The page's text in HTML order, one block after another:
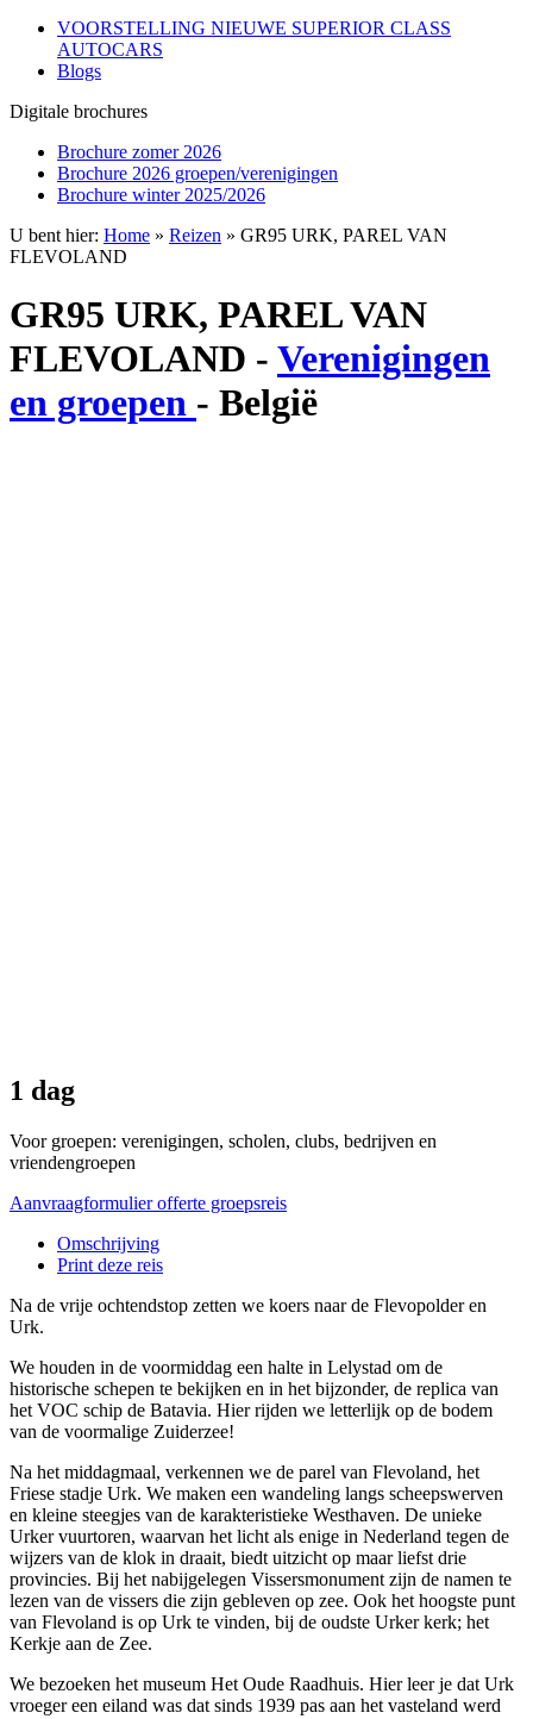
VOORSTELLING NIEUWE SUPERIOR CLASS
AUTOCARS
Blogs
Digitale brochures
Brochure zomer 2026
Brochure 2026 groepen/verenigingen
Brochure winter 2025/2026
U bent hier: Home » Reizen » GR95 URK, PAREL VAN
FLEVOLAND
GR95 URK, PAREL VAN
FLEVOLAND - Verenigingen
en groepen - België
1 dag
Voor groepen: verenigingen, scholen, clubs, bedrijven en
vriendengroepen
Aanvraagformulier offerte groepsreis
Omschrijving
Print deze reis
Na de vrije ochtendstop zetten we koers naar de Flevopolder en
Urk.
We houden in de voormiddag een halte in Lelystad om de
historische schepen te bekijken en in het bijzonder, de replica van
het VOC schip de Batavia. Hier rijden we letterlijk op de bodem
van de voormalige Zuiderzee!
Na het middagmaal, verkennen we de parel van Flevoland, het
Friese stadje Urk. We maken een wandeling langs scheepswerven
en kleine steegjes van de karakteristieke Westhaven. De unieke
Urker vuurtoren, waarvan het licht als enige in Nederland tegen de
wijzers van de klok in draait, biedt uitzicht op maar liefst drie
provincies. Bij het nabijgelegen Vissersmonument zijn de namen te
lezen van de vissers die zijn gebleven op zee. Ook het hoogste punt
van Flevoland is op Urk te vinden, bij de oudste Urker kerk; het
Kerkje aan de Zee.
We bezoeken het museum Het Oude Raadhuis. Hier leer je dat Urk
vroeger een eiland was dat sinds 1939 pas aan het vasteland werd